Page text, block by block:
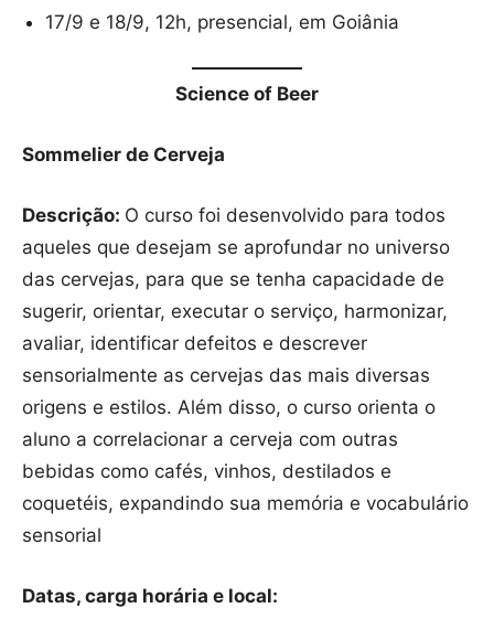
17/9 e 18/9, 12h, presencial, em Goiânia
Science of Beer
Sommelier de Cerveja
Descrição: O curso foi desenvolvido para todos
aqueles que desejam se aprofundar no universo
das cervejas, para que se tenha capacidade de
sugerir, orientar, executar o serviço, harmonizar,
avaliar, identificar defeitos e descrever
sensorialmente as cervejas das mais diversas
origens e estilos. Além disso, o curso orienta o
aluno a correlacionar a cerveja com outras
bebidas como cafés, vinhos, destilados e
coquetéis, expandindo sua memória e vocabulário
sensorial
Datas, carga horária e local: